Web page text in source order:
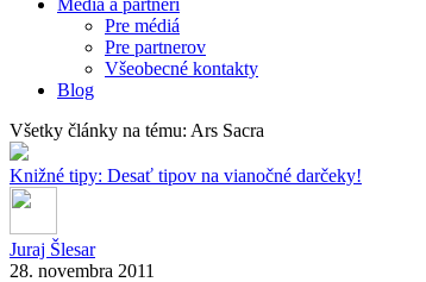
Médiá a partneri
Pre médiá
Pre partnerov
Všeobecné kontakty
Blog
Všetky články na tému: Ars Sacra
Knižné tipy: Desať tipov na vianočné darčeky!
Juraj Šlesar
28. novembra 2011